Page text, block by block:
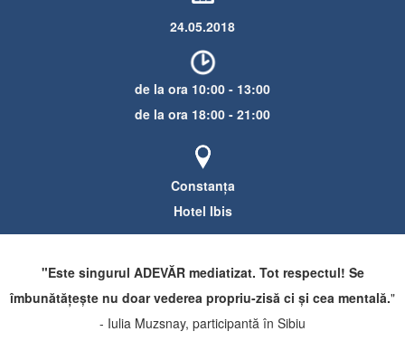
​24.05.2018
de la ora 10:00 - 13:00
de la ora 18:00 - 21:00
​​Constanța
​Hotel ​Ibis
"Este singurul ADEVĂR mediatizat. Tot respectul! Se
îmbunătățește nu doar vederea propriu-zisă ci și cea mentală."
- Iulia Muzsnay, participantă în Sibiu